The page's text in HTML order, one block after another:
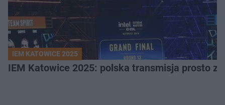
IEM KATOWICE 2025
IEM Katowice 2025: polska transmisja prosto